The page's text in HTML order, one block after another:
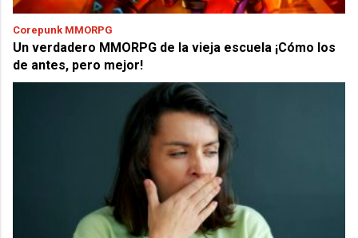
Corepunk MMORPG
Un verdadero MMORPG de la vieja escuela ¡Cómo los
de antes, pero mejor!